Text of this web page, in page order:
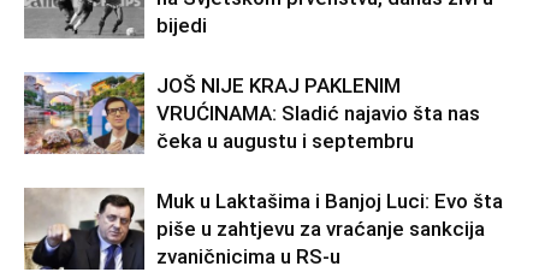
bijedi
JOŠ NIJE KRAJ PAKLENIM
VRUĆINAMA: Sladić najavio šta nas
čeka u augustu i septembru
Muk u Laktašima i Banjoj Luci: Evo šta
piše u zahtjevu za vraćanje sankcija
zvaničnicima u RS-u